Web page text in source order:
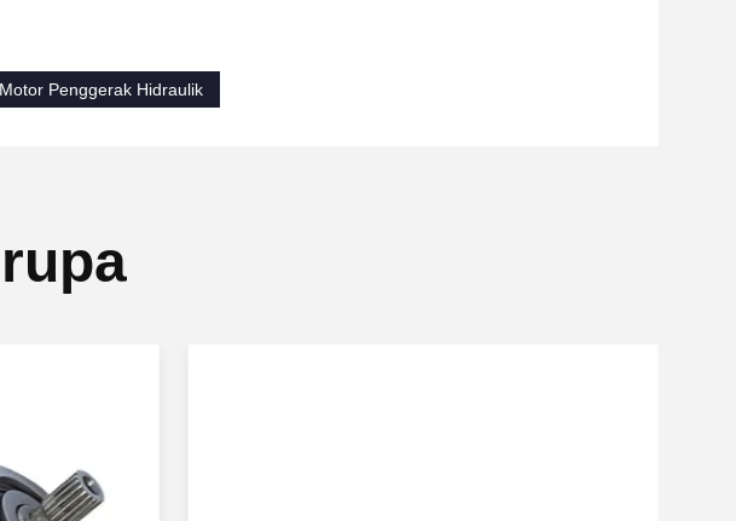
Motor Penggerak Hidraulik